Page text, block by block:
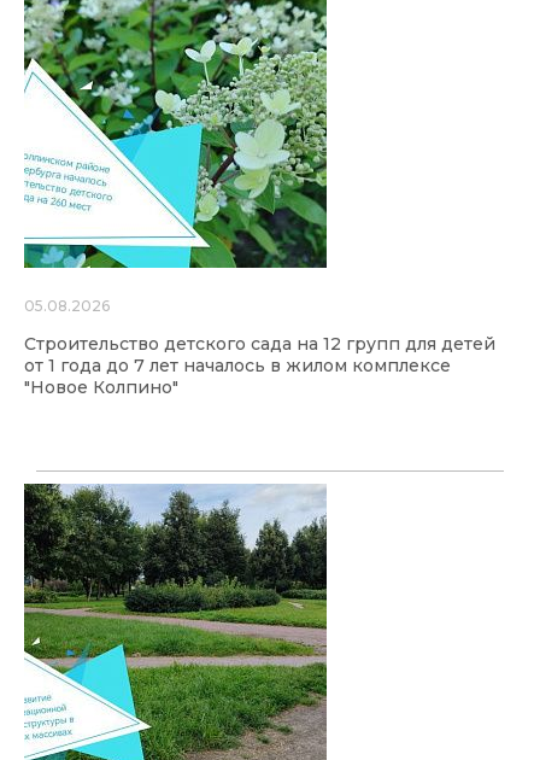
05.08.2026
Строительство детского сада на 12 групп для детей
от 1 года до 7 лет началось в жилом комплексе
"Новое Колпино"